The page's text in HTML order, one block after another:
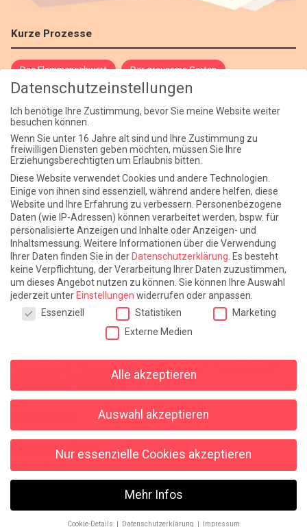
Kurze Prozesse
Das Flammenschwert Der grausame Garten
NIEMALS UND AUCH DANN NICHT
Weite Reisen
Atlantische Turbulenzen DIE ELF
Die Zeit der Ringelblumen ist vorbei Europa im Kopf
Fast am Ziel Frühling in Florenz In der Blase
Leben lernen / Ein Versuch Trinken. Träumen. Trösten.
Triple-Edinburgher mit Ketchup WACHS!
Winterreise (mit Sommern)
Alles sonst
Denkabfall Gereimtes und Ungereimtes Geschichte
Sonntagspredigten
Datenschutz
Datenschutzeinstellungen
Ich benötige Ihre Zustimmung, bevor Sie meine Website weiter
besuchen können.
Wenn Sie unter 16 Jahre alt sind und Ihre Zustimmung zu
freiwilligen Diensten geben möchten, müssen Sie Ihre
Erziehungsberechtigten um Erlaubnis bitten.
Diese Website verwendet Cookies und andere Technologien.
Einige von ihnen sind essenziell, während andere helfen, diese
Website und Ihre Erfahrung zu verbessern. Personenbezogene
Daten (wie IP-Adressen) können verarbeitet werden, bspw. für
personalisierte Anzeigen und Inhalte oder Anzeigen- und
Inhaltsmessung. Weitere Informationen über die Verwendung
Ihrer Daten finden Sie in der Datenschutzerklärung Es besteht
keine Verpflichtung, der Verarbeitung Ihrer Daten zuzustimmen,
um dieses Angebot nutzen zu können. Sie können Ihre Auswahl
jederzeit unter Einstellungen widerrufen oder anpassen.
Datenschutzeinstellungen
Essenziell Statistiken
Marketing
Externe Medien
Alle akzeptieren
Auswahl akzeptieren
Nur essenzielle Cookies akzeptieren
Mehr Infos
Cookie-Details Datenschutzerklärung Impressum